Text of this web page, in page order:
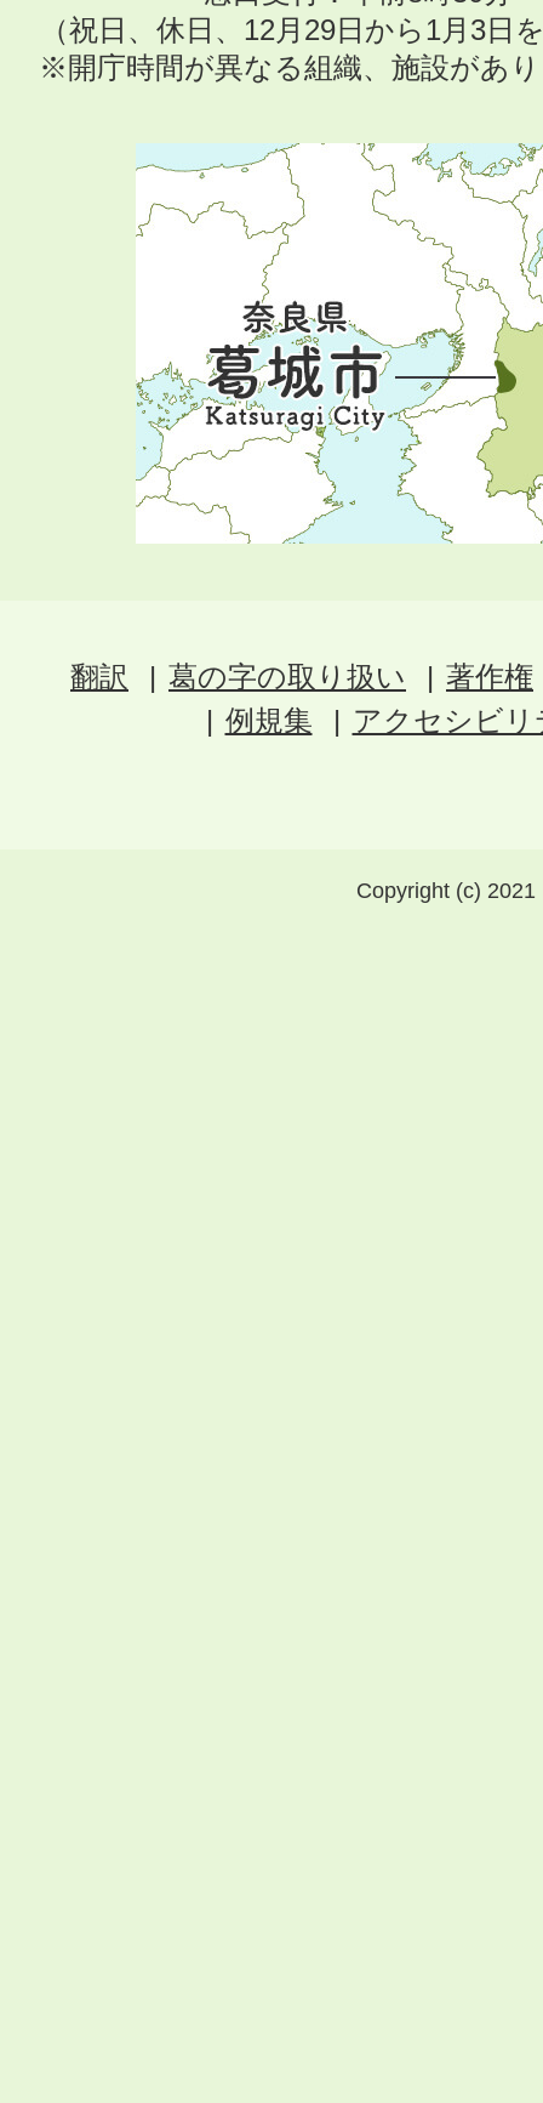
（祝日、休日、12月29日から1月3日
※開庁時間が異なる組織、施設があ
翻訳 葛の字の取り扱い
著作権
例規集
アクセシビ
Copyright (c)